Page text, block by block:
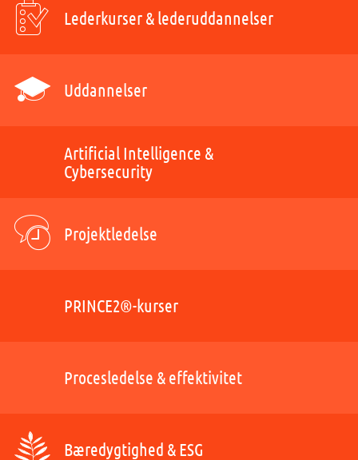
Lederkurser & lederuddannelser
Uddannelser
Artificial Intelligence &
Cybersecurity
Projektledelse
PRINCE2®-kurser
Procesledelse & effektivitet
Bæredygtighed & ESG